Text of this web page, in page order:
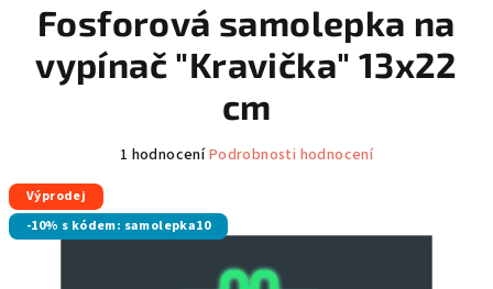
košík
Fosforová samolepka na
vypínač "Kravička" 13x22
cm
Průměrné
je
5,0
1 hodnoceníPodrobnosti hodnocení
Výprodej
-10% s kódem: samolepka10